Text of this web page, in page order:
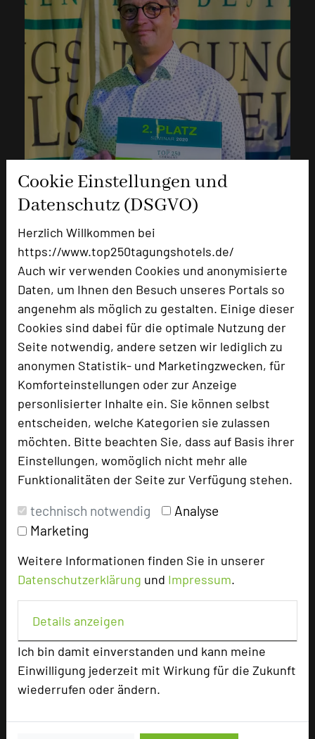
Cookie Einstellungen und
Datenschutz (DSGVO)
Herzlich Willkommen bei
https://www.top250tagungshotels.de/
Auch wir verwenden Cookies und anonymisierte
Daten, um Ihnen den Besuch unseres Portals so
angenehm als möglich zu gestalten. Einige dieser
Cookies sind dabei für die optimale Nutzung der
Seite notwendig, andere setzen wir lediglich zu
anonymen Statistik- und Marketingzwecken, für
Komforteinstellungen oder zur Anzeige
personlisierter Inhalte ein. Sie können selbst
entscheiden, welche Kategorien sie zulassen
möchten. Bitte beachten Sie, dass auf Basis ihrer
Einstellungen, womöglich nicht mehr alle
Funktionalitäten der Seite zur Verfügung stehen.
technisch notwendig
Analyse
Marketing
Weitere Informationen finden Sie in unserer
Datenschutzerklärung und Impressum.
Details anzeigen
Ich bin damit einverstanden und kann meine
Einwilligung jederzeit mit Wirkung für die Zukunft
wiederrufen oder ändern.